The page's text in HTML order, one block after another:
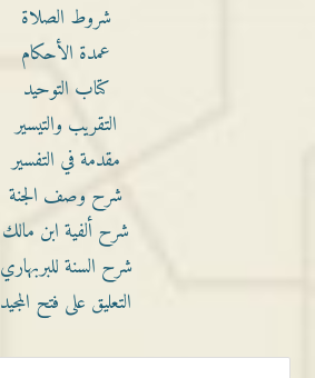
شروط الصلاة
عمدة الأحكام
كتاب التوحيد
التقريب والتيسير
مقدمة في التفسير
شرح وصف الجنة
شرح ألفية ابن مالك
شرح السنة للبربهاري
التعليق على فتح المجيد